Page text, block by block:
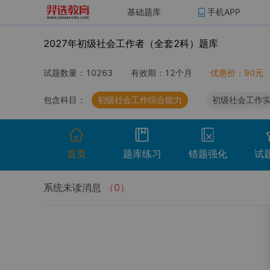
基础题库 手机APP
2027年初级社会工作者（全套2科）题库
试题数量： 10263 有效期： 12个月 优惠价： 90元
包含科目： 初级社会工作综合能力 初级社会工作
首页 题库练习 错题强化 试
系统未读消息 （0）